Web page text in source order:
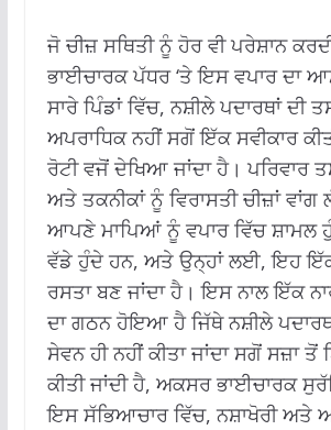
ਜੋ ਚੀਜ਼ ਸਥਿਤੀ ਨੂੰ ਹੋਰ ਵੀ ਪਰੇਸ਼ਾਨ
ਭਾਈਚਾਰਕ ਪੱਧਰ ‘ਤੇ ਇਸ ਵਪਾਰ ਦਾ
ਸਾਰੇ ਪਿੰਡਾਂ ਵਿੱਚ, ਨਸ਼ੀਲੇ ਪਦਾਰਥਾਂ ਦੀ
ਅਪਰਾਧਿਕ ਨਹੀਂ ਸਗੋਂ ਇੱਕ ਸਵੀਕਾਰ
ਰੋਟੀ ਵਜੋਂ ਦੇਖਿਆ ਜਾਂਦਾ ਹੈ। ਪਰਿਵਾਰ
ਅਤੇ ਤਕਨੀਕਾਂ ਨੂੰ ਵਿਰਾਸਤੀ ਚੀਜ਼ਾਂ
ਆਪਣੇ ਮਾਪਿਆਂ ਨੂੰ ਵਪਾਰ ਵਿੱਚ ਸ਼ਾਮਲ
ਵੱਡੇ ਹੁੰਦੇ ਹਨ, ਅਤੇ ਉਨ੍ਹਾਂ ਲਈ, ਇਹ
ਰਸਤਾ ਬਣ ਜਾਂਦਾ ਹੈ। ਇਸ ਨਾਲ ਇੱਕ
ਦਾ ਗਠਨ ਹੋਇਆ ਹੈ ਜਿੱਥੇ ਨਸ਼ੀਲੇ
ਸੇਵਨ ਹੀ ਨਹੀਂ ਕੀਤਾ ਜਾਂਦਾ ਸਗੋਂ ਸਜ਼ਾ ਤੋਂ
ਕੀਤੀ ਜਾਂਦੀ ਹੈ, ਅਕਸਰ ਭਾਈਚਾਰਕ
ਇਸ ਸੱਭਿਆਚਾਰ ਵਿੱਚ, ਨਸ਼ਾਖੋਰੀ ਅਤੇ